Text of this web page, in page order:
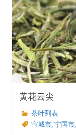
黄花云尖
茶叶列表
宣城市, 宁国市,